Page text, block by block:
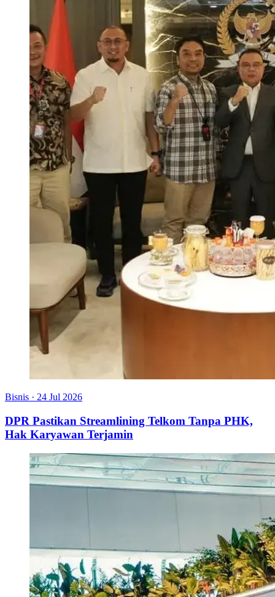
Bisnis · 24 Jul 2026
DPR Pastikan Streamlining Telkom Tanpa PHK,
Hak Karyawan Terjamin